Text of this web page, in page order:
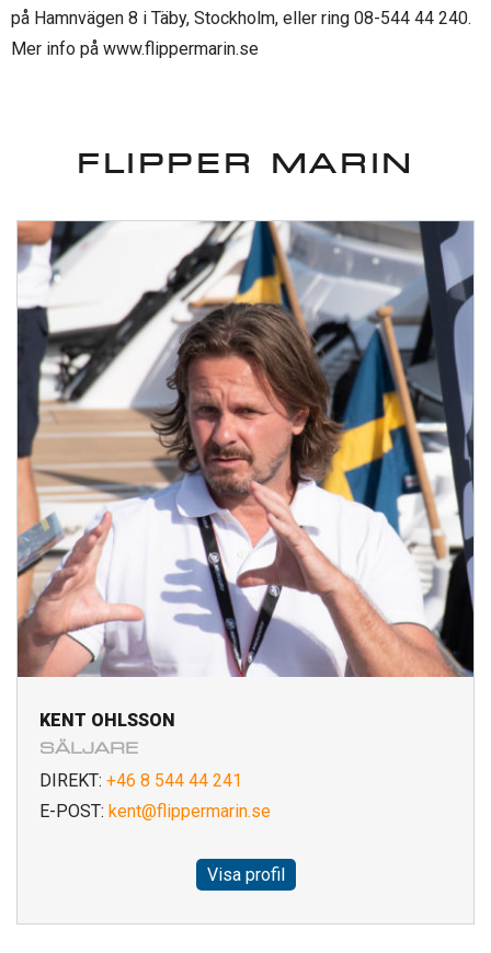
på Hamnvägen 8 i Täby, Stockholm, eller ring 08-544 44 240.
Mer info på www.flippermarin.se
FLIPPER MARIN
KENT OHLSSON
SÄLJARE
DIREKT: +46 8 544 44 241
E-POST: kent@flippermarin.se
Visa profil